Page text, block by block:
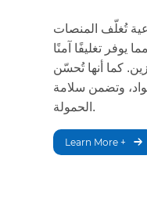
تُغلّف المنصات
يوفر تغليفًا آمنًا
كما أنها تُحسّن
وتضمن سلامة
الحمولة.
Learn More +